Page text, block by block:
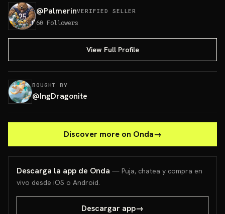
@PalmerinVERIFIED SELLER
60 Followers
View Full Profile
BOUGHT BY
@IngDragonite
Discover more on Onda→
Descarga la app de Onda — Puja, chatea y compra en
vivo desde iOS o Android.
Descargar app→